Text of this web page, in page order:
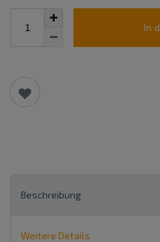
In
Beschreibung
Weitere Details